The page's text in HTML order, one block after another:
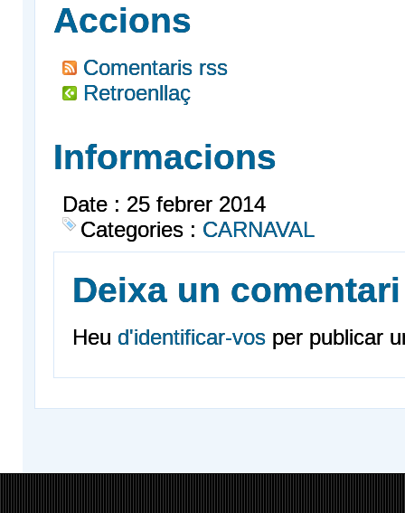
Accions
Comentaris rss
Retroenllaç
Informacions
Date : 25 febrer 2014
Categories : CARNAVAL
Deixa un comentari
Heu d'identificar-vos per publicar